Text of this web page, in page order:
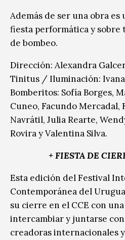
Además de ser una obra
fiesta performática y sobre
de bombeo.
Dirección: Alexandra
Tinitus / Iluminación:
Bomberitos: Sofía Borges,
Cuneo, Facundo
Navrátil, Julia Rearte,
Rovira y Valentina Silva.
+ FIESTA DE
Esta edición del Festival
Contemporánea del
su cierre en el CCE con
intercambiar y juntarse
creadoras internacionales